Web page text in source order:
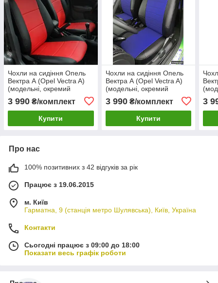
Чохли на сидіння Опель
Вектра А (Opel Vectra A)
(модельні, окремий
червоний
3 990 ₴/комплект
Купити
Чохли на сидіння Опель
Вектра А (Opel Vectra A)
(модельні, окремий
підголовник) Чорно-синій
3 990₴/комплект
Купити
3
Про нас
100% позитивних з 42 відгуків за рік
Працює з 19.06.2015
м. Київ
Гарматна, 9 (станція метро Шулявська), Київ, Україна
Контакти
Сьогодні працює з 09:00 до 18:00
Показати весь графік роботи